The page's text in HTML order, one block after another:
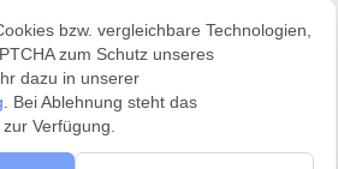
bzw. vergleichbare Technologien,
zum Schutz unseres
dazu in unserer
. Bei Ablehnung steht das
Verfügung.